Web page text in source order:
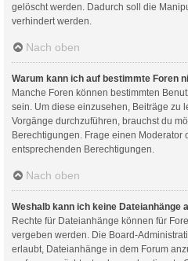
gelöscht werden. Dadurch soll die
verhindert werden.
Nach oben
Warum kann ich auf bestimmte Foren
Manche Foren können bestimmten
sein. Um diese einzusehen, Beiträge zu
Vorgänge durchzuführen, brauchst du
Berechtigungen. Frage einen Moderator
entsprechenden Berechtigungen.
Nach oben
Weshalb kann ich keine Dateianhänge
Rechte für Dateianhänge können für
vergeben werden. Die Board-
erlaubt, Dateianhänge in dem Forum